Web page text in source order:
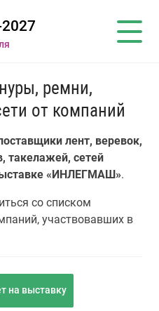
ремни,
от компаний
лент, веревок,
такелажей, сетей
«ИНЛЕГМАШ».
со списком
участвовавших в
на выставку